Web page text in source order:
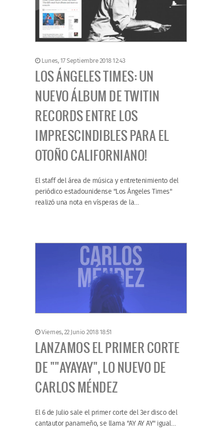
Lunes, 17 Septiembre 2018 12:43
LOS ÁNGELES TIMES: UN
NUEVO ÁLBUM DE TWITIN
RECORDS ENTRE LOS
IMPRESCINDIBLES PARA EL
OTOÑO CALIFORNIANO!
El staff del área de música y entretenimiento del
periódico estadounidense "Los Ángeles Times"
realizó una nota en vísperas de la…
Viernes, 22 Junio 2018 18:51
LANZAMOS EL PRIMER CORTE
DE ""AYAYAY", LO NUEVO DE
CARLOS MÉNDEZ
El 6 de Julio sale el primer corte del 3er disco del
cantautor panameño, se llama "AY AY AY" igual…